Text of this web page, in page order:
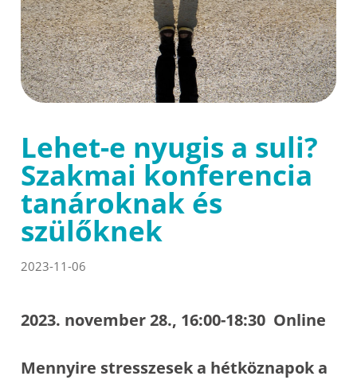
Lehet-e nyugis a suli?
Szakmai konferencia
tanároknak és
szülőknek
2023-11-06
2023. november 28., 16:00-18:30 Online
Mennyire stresszesek a hétköznapok a